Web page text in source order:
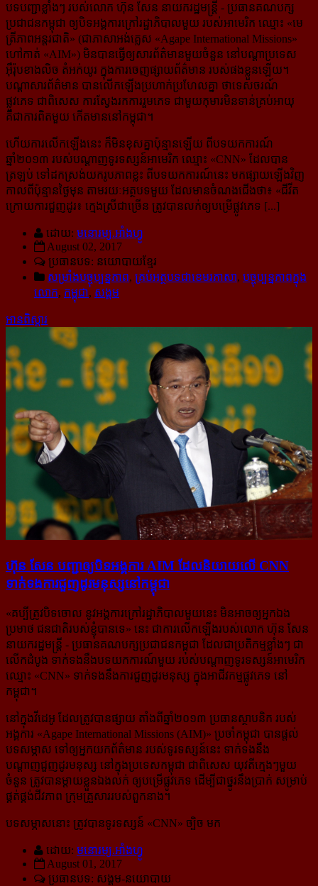
បទបញ្ជាខ្លាំងៗ របស់លោក ហ៊ុន សែន នាយករដ្ឋមន្ត្រី - ប្រធានគណបក្ស
ប្រជាជនកម្ពុជា ឲ្យបិទអង្គការក្រៅរដ្ឋាភិបាលមួយ របស់អាមេរិក ឈ្មោះ «មេ
ត្រីភាពអន្តរជាតិ» (ជាភាសាអង់គ្លេស «Agape International Missions»
ហៅកាត់ «AIM») មិនបានធ្វើឲ្យសារព័ត៌មានមួយចំនួន នៅបណ្ដាប្រទេស​
អ៊ឺរ៉ុបខាងលិច តំអក់យូរ ក្នុងការចេញផ្សាយព័ត៌មាន របស់ផងខ្លួនឡើយ។
បណ្ដាសារព័ត៌មាន បានលើកឡើងប្រហាក់ប្រហែលគ្នា ថាទេសចរណ៍
ផ្លូវភេទ ជាពិសេស ការស្វែងរក​ការរួមភេទ ជាមួយកុមារមិនទាន់គ្រប់អាយុ
គឺជាការពិតមួយ កើតមាន​​នៅកម្ពុជា។
ហើយការលើកឡើងនេះ ក៏មិនខុសគ្នាប៉ុន្មានឡើយ ពីបទយកការណ៍
ឆ្នាំ២០១៣ របស់បណ្ដាញទូរទស្សន៍អាមេរិក ឈ្មោះ «CNN» ដែលបាន
ត្រឡប់ ទៅដកស្រង់​យករូបភាពខ្លះ ពីបទយកការណ៍នេះ មកផ្សាយឡើងវិញ
កាលពីប៉ុន្មានថ្ងៃមុន តាមរយៈអត្ថបទមួយ ដែលមានចំណងជើងថា៖ «ជីវីត​
ក្រោយ​ការ​ជួញ​ដូរ៖ ក្មេង​ស្រី​​ជា​ច្រើន ​ត្រូវ​បាន​លក់​ឲ្យបម្រើផ្លូវ​ភេទ [...]
ដោយ: មនោរម្យ.អាំងហ្វូ
August 02, 2017
ប្រធានបទ: នយោបាយខ្មែរ
សម្រាំងបច្ចុប្បន្នភាព, គ្រប់អត្ថបទជាខេមរភាសា, បច្ចុប្បន្នភាពក្នុង
លោក, កម្ពុជា, សង្គម
អានពិស្ដារ
ហ៊ុន សែន បញ្ជា​ឲ្យ​បិទ​អង្គការ AIM ដែល​និយាយ​លើ CNN
ទាក់​ទង​ការ​ជួញដូរមនុស្សនៅកម្ពុជា
«គប្បីត្រូវបិទចោល នូវអង្គការក្រៅរដ្ឋាភិបាលមួយនេះ មិនអាចឲ្យអ្នកឯង
ប្រមាថ ជនជាតិរបស់ខ្ញុំបានទេ» នេះ ជាការលើកឡើងរបស់លោក ហ៊ុន សែន
នាយករដ្ឋមន្ត្រី - ប្រធានគណបក្សប្រជាជនកម្ពុជា ដែលជា​ប្រតិកម្មខ្លាំងៗ ជា
លើកដំបូង ទាក់ទងនឹងបទយកការណ៍មួយ របស់បណ្ដាញទូរទស្សន៍អាមេរិក
ឈ្មោះ «CNN» ទាក់ទងនឹងការជួញដូរមនុស្ស ក្នុងអាជីវកម្មផ្លូវភេទ នៅ
កម្ពុជា។
នៅក្នុងវីដេអូ ដែលត្រូវបានផ្សាយ តាំងពីឆ្នាំ២០១៣ ប្រធានស្ថាបនិក របស់
អង្គការ «Agape International Missions (AIM)» ប្រចាំកម្ពុជា បានផ្ដល់
បទសម្ភាស ទៅឲ្យអ្នកយកព័ត៌មាន របស់ទូរទស្សន៍នេះ ទាក់ទងនឹង
បណ្ដាញជួញដូរមនុស្ស នៅក្នុងប្រទេសកម្ពុជា ជាពិសេស យុវតីក្មេងៗមួយ
ចំនួន ត្រូវបានម្ដាយខ្លួនឯងលក់ ឲ្យបម្រើផ្លូវភេទ ដើម្បីជាថ្នូរនឹងប្រាក់ សម្រាប់
ផ្គត់ផ្គង់ជីវភាព ក្រុមគ្រួសាររបស់ពួកនាង។
បទសម្ភាសនោះ ត្រូវបានទូរទស្សន៍ «CNN» ច្បិច មក
ដោយ: មនោរម្យ.អាំងហ្វូ
August 01, 2017
ប្រធានបទ: សង្គម-នយោបាយ